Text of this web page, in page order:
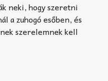
neki, hogy szeretni
a zuhogó esőben, és
szerelemnek kell